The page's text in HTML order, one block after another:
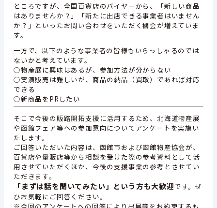
ところですが、全国百貨店のバイヤーから、「新しい商品
はありませんか？」「新たに出店できる事業者はいません
か？」といったお問い合わせをいただく機会が増えていま
す。
一方で、以下のような事業者の皆様もいらっしゃるのでは
ないかと考えています。
○物産展に興味はあるが、参加方法が分からない
○実演販売は難しいが、商品の納品（買取）であれば対応
できる
○新商品をPRしたい
そこで今後の販路開拓支援に活用するため、北海道物産展
や函館フェア等への参加意向についてアンケートを実施い
たします。
ご回答いただいた内容は、函館市および函館物産協会が、
百貨店や量販店等から相談を受けた際の参考資料として活
用させていただくほか、今後の支援事業の参考とさせてい
ただきます。
「まずは話を聞いてみたい」という方も大歓迎です。ぜ
ひお気軽にご回答ください。
※今回のアンケートへの回答により出展等をお約束するも